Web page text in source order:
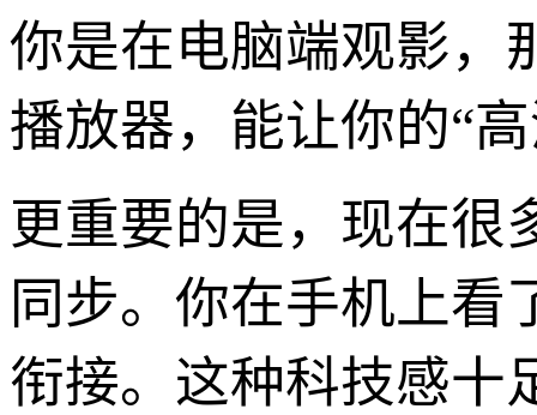
你是在电脑端观影，
播放器，能让你的“
更重要的是，现在很
同步。你在手机上看
衔接。这种科技感十